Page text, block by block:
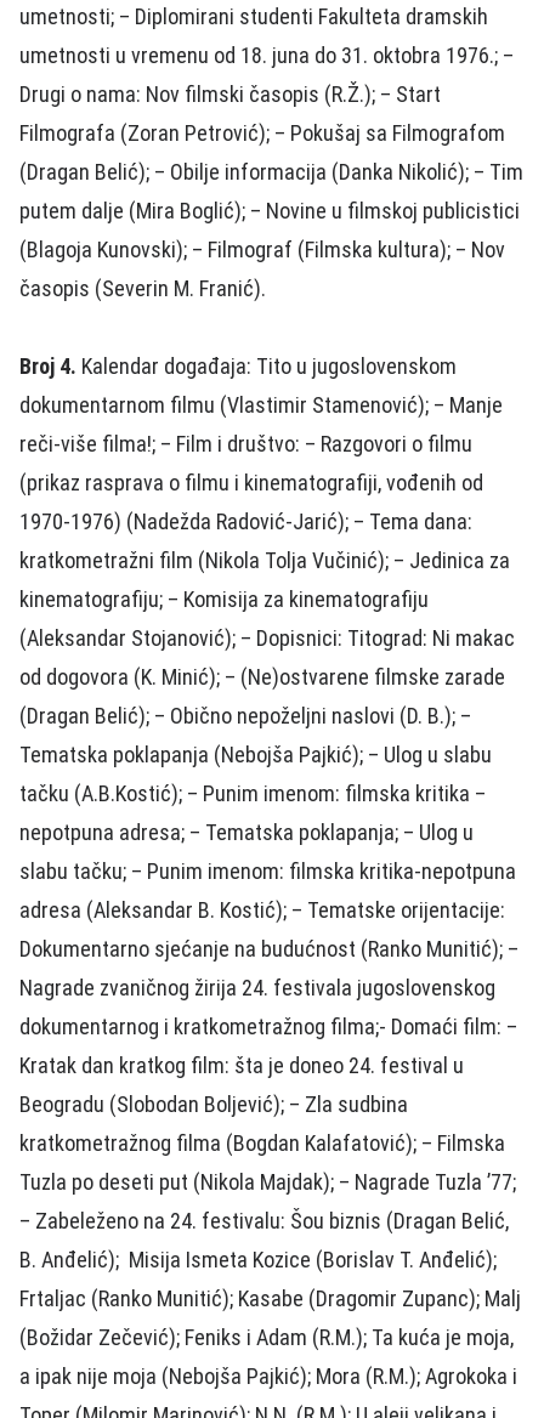
umetnosti; – Diplomirani studenti Fakulteta dramskih
umetnosti u vremenu od 18. juna do 31. oktobra 1976.; –
Drugi o nama: Nov filmski časopis (R.Ž.); – Start
Filmografa (Zoran Petrović); – Pokušaj sa Filmografom
(Dragan Belić); – Obilje informacija (Danka Nikolić); – Tim
putem dalje (Mira Boglić); – Novine u filmskoj publicistici
(Blagoja Kunovski); – Filmograf (Filmska kultura); – Nov
časopis (Severin M. Franić).
Broj 4. Kalendar događaja: Tito u jugoslovenskom
dokumentarnom filmu (Vlastimir Stamenović); – Manje
reči-više filma!; – Film i društvo: – Razgovori o filmu
(prikaz rasprava o filmu i kinematografiji, vođenih od
1970-1976) (Nadežda Radović-Jarić); – Tema dana:
kratkometražni film (Nikola Tolja Vučinić); – Jedinica za
kinematografiju; – Komisija za kinematografiju
(Aleksandar Stojanović); – Dopisnici: Titograd: Ni makac
od dogovora (K. Minić); – (Ne)ostvarene filmske zarade
(Dragan Belić); – Obično nepoželjni naslovi (D. B.); –
Tematska poklapanja (Nebojša Pajkić); – Ulog u slabu
tačku (A.B.Kostić); – Punim imenom: filmska kritika –
nepotpuna adresa; – Tematska poklapanja; – Ulog u
slabu tačku; – Punim imenom: filmska kritika-nepotpuna
adresa (Aleksandar B. Kostić); – Tematske orijentacije:
Dokumentarno sjećanje na budućnost (Ranko Munitić); –
Nagrade zvaničnog žirija 24. festivala jugoslovenskog
dokumentarnog i kratkometražnog filma;- Domaći film: –
Kratak dan kratkog film: šta je doneo 24. festival u
Beogradu (Slobodan Boljević); – Zla sudbina
kratkometražnog filma (Bogdan Kalafatović); – Filmska
Tuzla po deseti put (Nikola Majdak); – Nagrade Tuzla ’77;
– Zabeleženo na 24. festivalu: Šou biznis (Dragan Belić,
B. Anđelić); Misija Ismeta Kozice (Borislav T. Anđelić);
Frtaljac (Ranko Munitić); Kasabe (Dragomir Zupanc); Malj
(Božidar Zečević); Feniks i Adam (R.M.); Ta kuća je moja,
a ipak nije moja (Nebojša Pajkić); Mora (R.M.); Agrokoka i